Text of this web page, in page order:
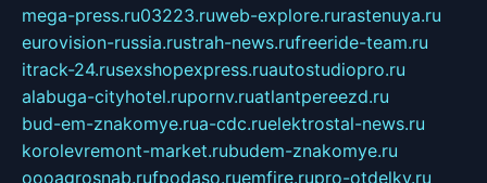
mega-press.ru03223.ruweb-explore.rurastenuya.ru
eurovision-russia.rustrah-news.rufreeride-team.ru
itrack-24.rusexshopexpress.ruautostudiopro.ru
alabuga-cityhotel.rupornv.ruatlantpereezd.ru
bud-em-znakomye.rua-cdc.ruelektrostal-news.ru
korolevremont-market.rubudem-znakomye.ru
oooagrosnab.rufpodaso.ruemfire.rupro-otdelky.ru